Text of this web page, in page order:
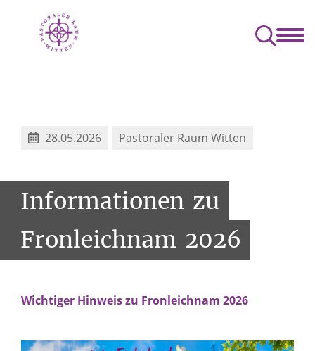
28.05.2026 Pastoraler Raum Witten
Informationen zu
Fronleichnam 2026
Wichtiger Hinweis zu Fronleichnam 2026